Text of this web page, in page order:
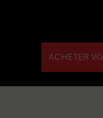
ACHETER